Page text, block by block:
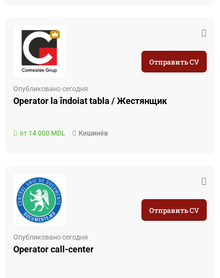
Опубликовано сегодня
Operator la îndoiat tabla / Жестянщик
от 14 000 MDL Кишинёв
Отправить CV
Опубликовано сегодня
Operator call-center
Отправить CV